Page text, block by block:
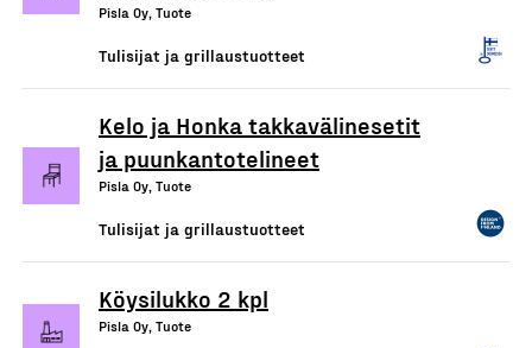
Pisla Oy, Tuote
Tulisijat ja grillaustuotteet
Kelo ja Honka takkavälinesetit
ja puunkantotelineet
Pisla Oy, Tuote
Tulisijat ja grillaustuotteet
Köysilukko 2 kpl
Pisla Oy, Tuote